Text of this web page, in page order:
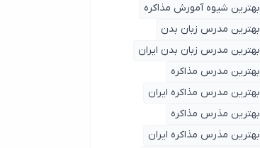
بهترین شیوه آمورش مذاکره
بهترین مدرس زبان بدن
بهترین مدرس زبان بدن ایران
بهترین مدرس مذاکره
بهترین مدرس مذاکره ایران
بهترین مذرس مذاکره
بهترین مذرس مذاکره ایران